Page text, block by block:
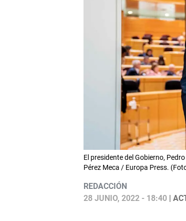
El presidente del Gobierno,
Pérez Meca / Europa Press.
REDACCIÓN
28 JUNIO, 2022 - 18:40|